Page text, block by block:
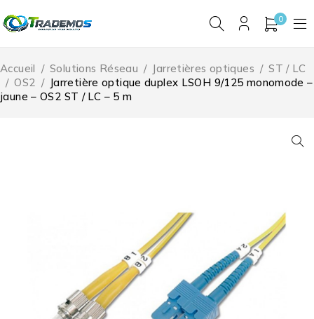
0
Accueil / Solutions Réseau / Jarretières optiques / ST / LC
/ OS2 / Jarretière optique duplex LSOH 9/125 monomode –
jaune – OS2 ST / LC – 5 m